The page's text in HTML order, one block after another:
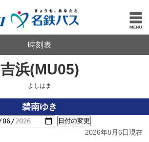
時刻表
吉浜(MU05)
よしはま
碧南ゆき
日付の変更
2026年8月6日現在